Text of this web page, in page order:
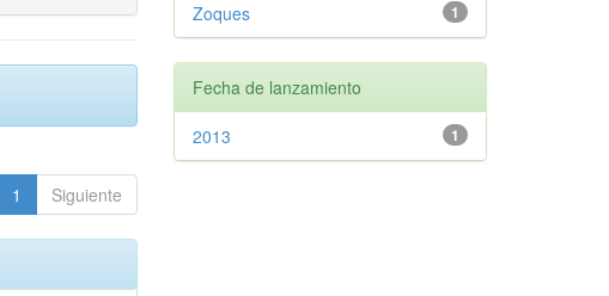
1 Siguiente
1
Zoques
Fecha de lanzamiento
1
2013